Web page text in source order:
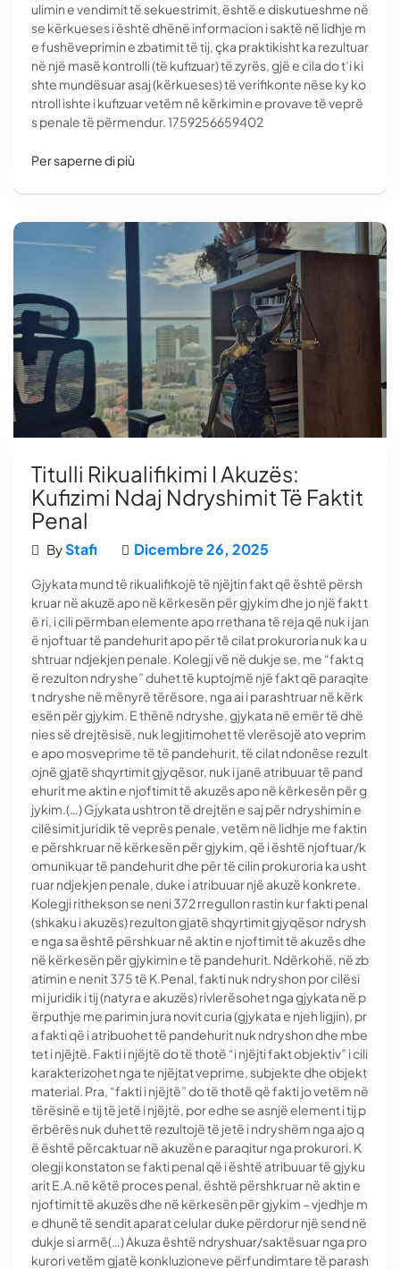
ulimin e vendimit të sekuestrimit, është e diskutueshme në
se kërkueses i është dhënë informacion i saktë në lidhje m
e fushëveprimin e zbatimit të tij, çka praktikisht ka rezultuar
në një masë kontrolli (të kufizuar) të zyrës, gjë e cila do t’i ki
shte mundësuar asaj (kërkueses) të verifikonte nëse ky ko
ntroll ishte i kufizuar vetëm në kërkimin e provave të veprë
s penale të përmendur. 1759256659402
Per saperne di più
Titulli Rikualifikimi I Akuzës:
Kufizimi Ndaj Ndryshimit Të Faktit
Penal
ByStafi Dicembre 26, 2025
Gjykata mund të rikualifikojë të njëjtin fakt që është përsh
kruar në akuzë apo në kërkesën për gjykim dhe jo një fakt t
ë ri, i cili përmban elemente apo rrethana të reja që nuk i jan
ë njoftuar të pandehurit apo për të cilat prokuroria nuk ka u
shtruar ndjekjen penale. Kolegji vë në dukje se, me “fakt q
ë rezulton ndryshe” duhet të kuptojmë një fakt që paraqite
t ndryshe në mënyrë tërësore, nga ai i parashtruar në kërk
esën për gjykim. E thënë ndryshe, gjykata në emër të dhë
nies së drejtësisë, nuk legjitimohet të vlerësojë ato veprim
e apo mosveprime të të pandehurit, të cilat ndonëse rezult
ojnë gjatë shqyrtimit gjyqësor, nuk i janë atribuuar të pand
ehurit me aktin e njoftimit të akuzës apo në kërkesën për g
jykim.(…) Gjykata ushtron të drejtën e saj për ndryshimin e
cilësimit juridik të veprës penale, vetëm në lidhje me faktin
e përshkruar në kërkesën për gjykim, që i është njoftuar/k
omunikuar të pandehurit dhe për të cilin prokuroria ka usht
ruar ndjekjen penale, duke i atribuuar një akuzë konkrete.
Kolegji rithekson se neni 372 rregullon rastin kur fakti penal
(shkaku i akuzës) rezulton gjatë shqyrtimit gjyqësor ndrysh
e nga sa është përshkuar në aktin e njoftimit të akuzës dhe
në kërkesën për gjykimin e të pandehurit. Ndërkohë, në zb
atimin e nenit 375 të K.Penal, fakti nuk ndryshon por cilësi
mi juridik i tij (natyra e akuzës) rivlerësohet nga gjykata në p
ërputhje me parimin jura novit curia (gjykata e njeh ligjin), pr
a fakti që i atribuohet të pandehurit nuk ndryshon dhe mbe
tet i njëjtë. Fakti i njëjtë do të thotë “i njëjti fakt objektiv” i cili
karakterizohet nga te njëjtat veprime, subjekte dhe objekt
material. Pra, “fakti i njëjtë” do të thotë që fakti jo vetëm në
tërësinë e tij të jetë i njëjtë, por edhe se asnjë element i tij p
ërbërës nuk duhet të rezultojë të jetë i ndryshëm nga ajo q
ë është përcaktuar në akuzën e paraqitur nga prokurori. K
olegji konstaton se fakti penal që i është atribuuar të gjyku
arit E.A.në këtë proces penal, është përshkruar në aktin e
njoftimit të akuzës dhe në kërkesën për gjykim – vjedhje m
e dhunë të sendit aparat celular duke përdorur një send në
dukje si armë(…) Akuza është ndryshuar/saktësuar nga pro
kurori vetëm gjatë konkluzioneve përfundimtare të parash